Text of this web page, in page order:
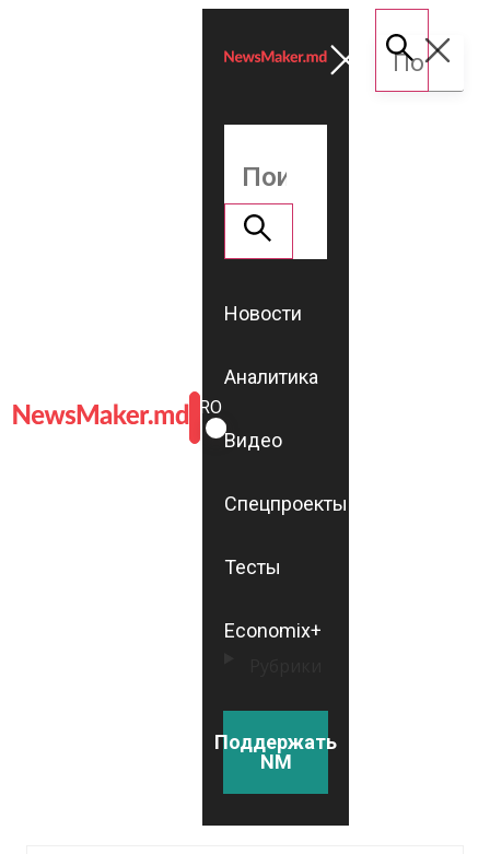
ROMÂNĂ
RU
Новости
Аналитика
Видео
Спецпроекты
Тесты
Economix+
Поддержать
NM